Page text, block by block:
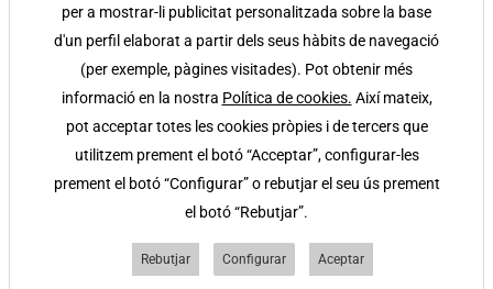
per a mostrar-li publicitat personalitzada sobre la base
d'un perfil elaborat a partir dels seus hàbits de navegació
(per exemple, pàgines visitades). Pot obtenir més
informació en la nostra Política de cookies. Així mateix,
pot acceptar totes les cookies pròpies i de tercers que
utilitzem prement el botó “Acceptar”, configurar-les
prement el botó “Configurar” o rebutjar el seu ús prement
el botó “Rebutjar”.
Rebutjar Configurar Aceptar